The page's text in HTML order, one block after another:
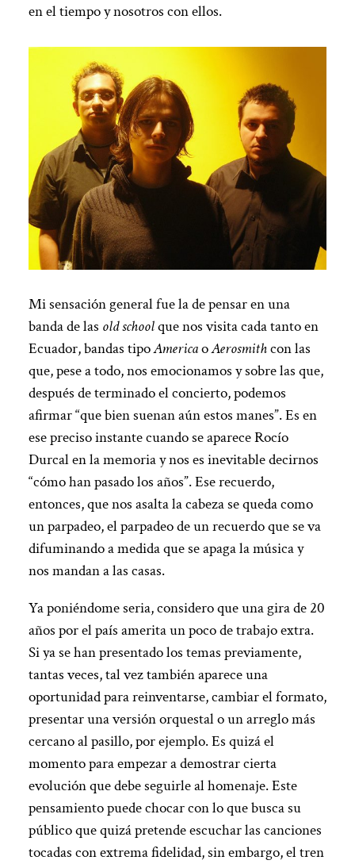
en el tiempo y nosotros con ellos.
Mi sensación general fue la de pensar en una
banda de las old schoolque nos visita cada tanto en
Ecuador, bandas tipoAmericaoAerosmithcon las
que, pese a todo, nos emocionamos y sobre las que,
después de terminado el concierto, podemos
afirmar “que bien suenan aún estos manes”. Es en
ese preciso instante cuando se aparece Rocío
Durcal en la memoria y nos es inevitable decirnos
“cómo han pasado los años”. Ese recuerdo,
entonces, que nos asalta la cabeza se queda como
un parpadeo, el parpadeo de un recuerdo que se va
difuminando a medida que se apaga la música y
nos mandan a las casas.
Ya poniéndome seria, considero que una gira de 20
años por el país amerita un poco de trabajo extra.
Si ya se han presentado los temas previamente,
tantas veces, tal vez también aparece una
oportunidad para reinventarse, cambiar el formato,
presentar una versión orquestal o un arreglo más
cercano al pasillo, por ejemplo. Es quizá el
momento para empezar a demostrar cierta
evolución que debe seguirle al homenaje. Este
pensamiento puede chocar con lo que busca su
público que quizá pretende escuchar las canciones
tocadas con extrema fidelidad, sin embargo, el tren